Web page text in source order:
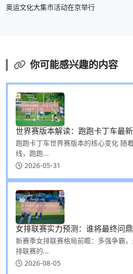
奥运文化大集市活动在京举行
你可能感兴趣的内容
世界赛版本解读：跑跑卡丁车最
跑跑卡丁车世界赛版本的核心变化 随
线，跑跑...
2026-05-31
女排联赛实力预测：谁将最终问
新赛季女排联赛格局前瞻：多强争霸
排联赛的...
2026-08-05